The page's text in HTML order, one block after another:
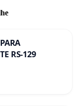
RS-129